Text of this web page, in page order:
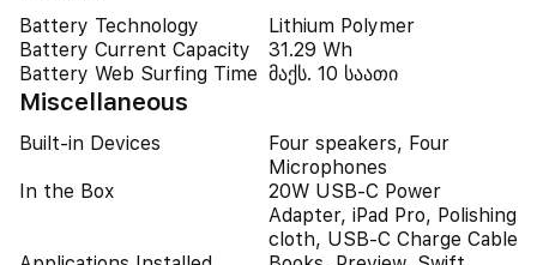
Battery Technology
Lithium Polymer
Battery Current Capacity
31.29 Wh
Battery Web Surfing Time მაქს. 10 საათი
Miscellaneous
Built-in Devices
Four speakers, Four
Microphones
In the Box
20W USB-C Power
Adapter, iPad Pro, Polishing
cloth, USB-C Charge Cable